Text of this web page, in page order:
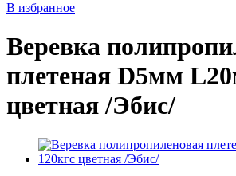
В избранное
Веревка
плетеная D5мм
цветная /Эбис/